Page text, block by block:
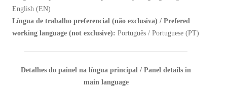
English (EN)
Língua de trabalho preferencial (não exclusiva) / Prefered
working language (not exclusive): Português / Portuguese (PT)
Detalhes do painel na língua principal / Panel details in
main language